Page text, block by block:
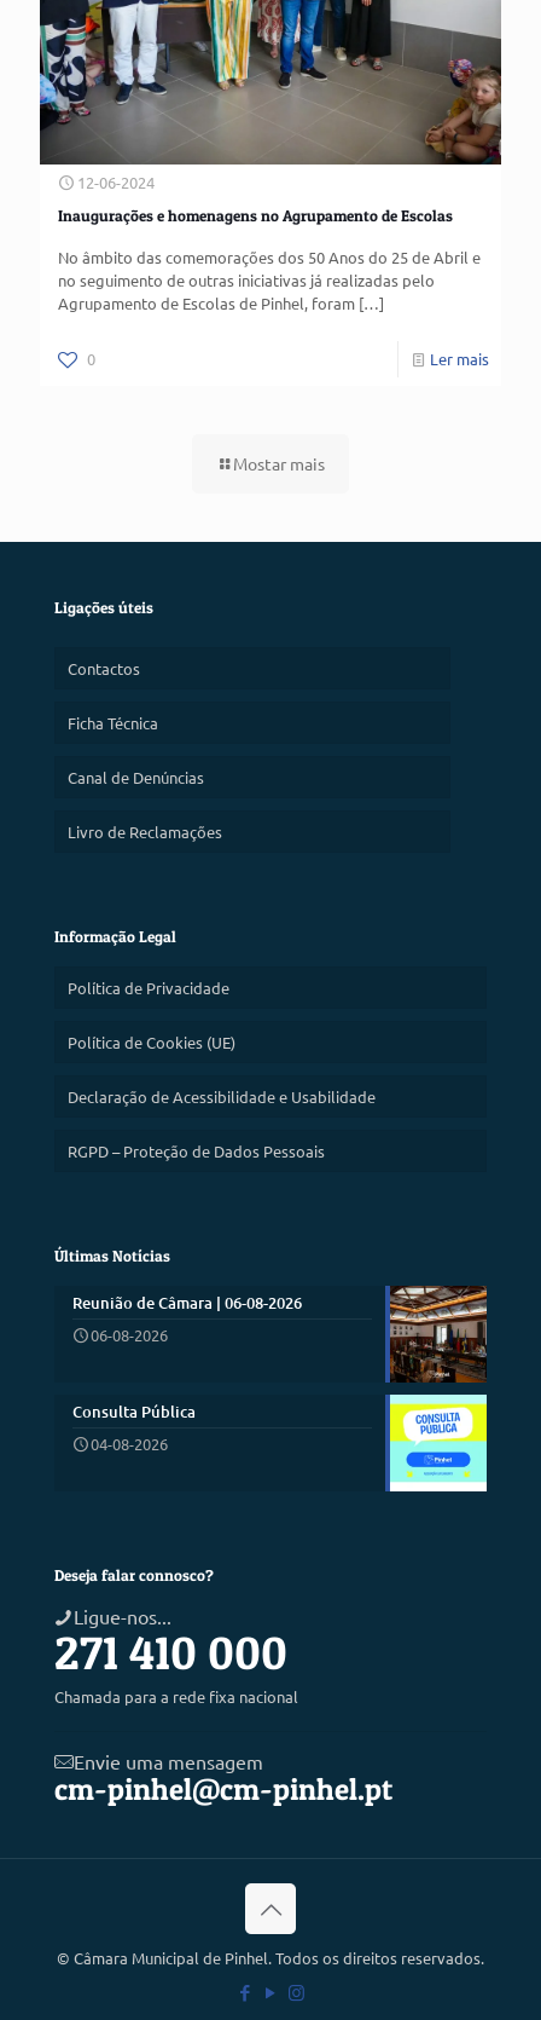
12-06-2024
Inaugurações e homenagens no Agrupamento de Escolas
No âmbito das comemorações dos 50 Anos do 25 de Abril e
no seguimento de outras iniciativas já realizadas pelo
Agrupamento de Escolas de Pinhel, foram […]
0 Ler mais
Mostar mais
Ligações úteis
Contactos
Ficha Técnica
Canal de Denúncias
Livro de Reclamações
Informação Legal
Política de Privacidade
Política de Cookies (UE)
Declaração de Acessibilidade e Usabilidade
RGPD – Proteção de Dados Pessoais
Últimas Notícias
Reunião de Câmara | 06-08-2026
06-08-2026
Consulta Pública
04-08-2026
Deseja falar connosco?
Ligue-nos...
271 410 000
Chamada para a rede fixa nacional
Envie uma mensagem
cm-pinhel@cm-pinhel.pt
© Câmara Municipal de Pinhel. Todos os direitos reservados.